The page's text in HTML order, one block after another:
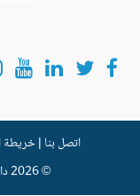
اتصل بنا|خريطة
دار